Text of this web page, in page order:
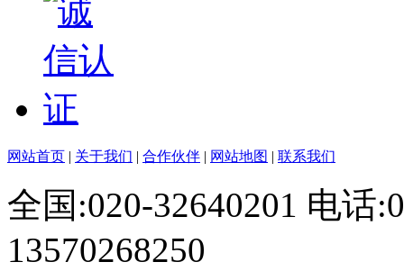
网站首页 | 关于我们 | 合作伙伴 | 网站地图 | 联系我们
全国:020-32640201 电话
13570268250